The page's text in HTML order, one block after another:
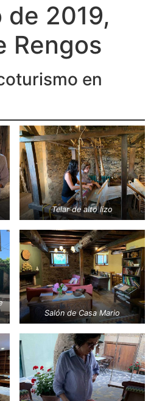
de 2019,
Rengos
en
Telar de alto lizo
Salón de Casa Mario